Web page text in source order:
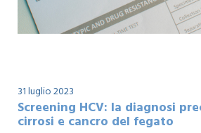
31 luglio 2023
Screening HCV: la diagnosi
cirrosi e cancro del fegato